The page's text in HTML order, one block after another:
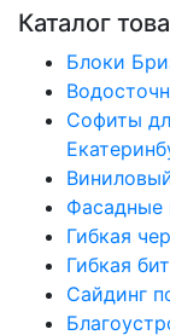
Каталог
Блоки
Софиты
Фасадные
Гибкая
Гибкая
Сайдинг